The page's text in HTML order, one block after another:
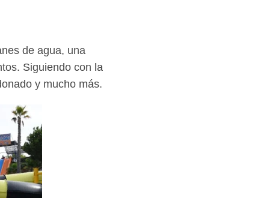
de agua, una
Siguiendo con la
y mucho más.